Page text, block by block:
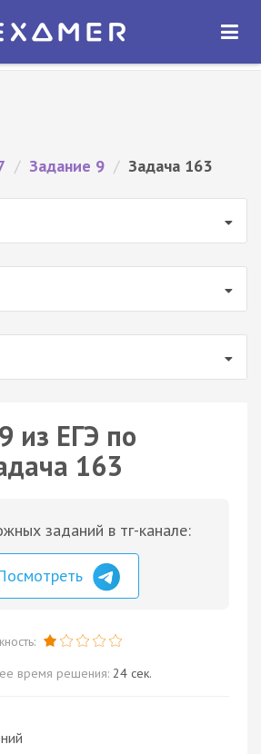
ЕГЭ 2027
ОТКРЫТЬ
/ Задание 9 / Задача 163
из ЕГЭ по
163
заданий в тг-канале:
время решения: 24 сек.